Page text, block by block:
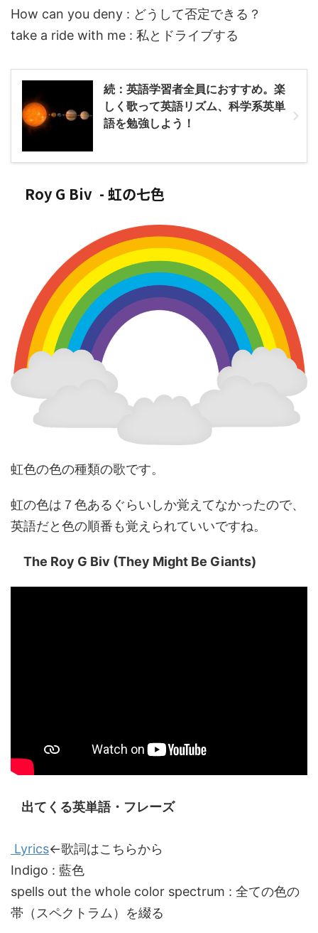
How can you deny : どうして否定できる？
take a ride with me : 私とドライブする
続：英語学習者全員におすすめ。楽
しく歌って英語リズム、科学系英単
語を勉強しよう！
Roy G Biv - 虹の七色
虹色の色の種類の歌です。
虹の色は７色あるぐらいしか覚えてなかったので、
英語だと色の順番も覚えられていいですね。
The Roy G Biv (They Might Be Giants)
出てくる英単語・フレーズ
Lyrics←歌詞はこちらから
Indigo : 藍色
spells out the whole color spectrum : 全ての色の
帯（スペクトラム）を綴る